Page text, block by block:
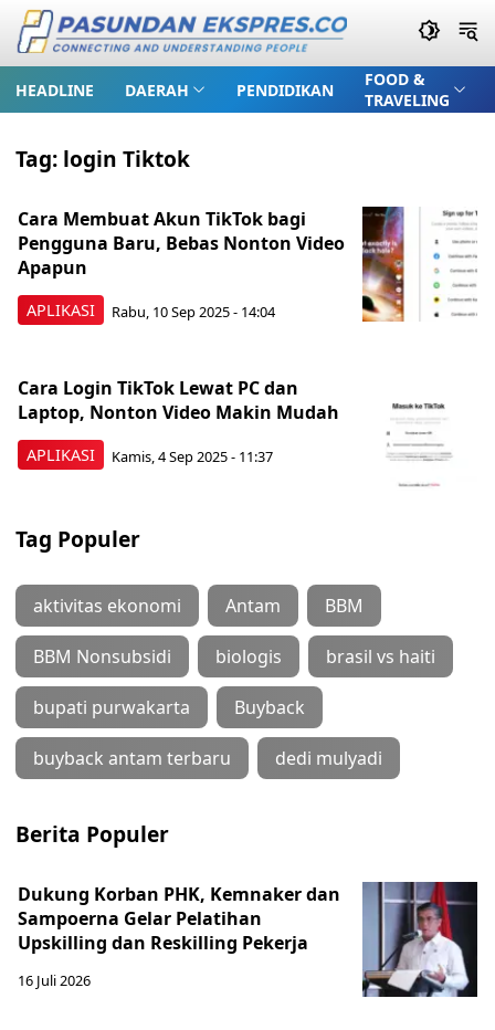
HEADLINE DAERAH PENDIDIKAN
FOOD &
TRAVELING
Tag: login Tiktok
APLIKASI
Cara Membuat Akun TikTok bagi
Pengguna Baru, Bebas Nonton Video
Apapun
Rabu, 10 Sep 2025 - 14:04
APLIKASI
Cara Login TikTok Lewat PC dan
Laptop, Nonton Video Makin Mudah
Kamis, 4 Sep 2025 - 11:37
Tag Populer
aktivitas ekonomi Antam BBM
BBM Nonsubsidi biologis brasil vs haiti
bupati purwakarta Buyback
buyback antam terbaru dedi mulyadi
Berita Populer
Dukung Korban PHK, Kemnaker dan
Sampoerna Gelar Pelatihan
Upskilling dan Reskilling Pekerja
16 Juli 2026